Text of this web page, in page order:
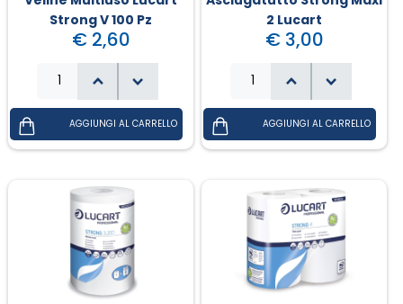
Campania - Basilicata - Calabria
Sicilia - Sardegna
Francia
Sanpellegrino
Cialde Lavazza compatibili Nespresso®*
Confetture, miele, creme di cacao
Latte
Pomodoro
Igiene e cura persona
Igiene e pulizia
Prodotti di carta e plastica
Carta ufficio e stampanti
Diffusori-Profumatori-Deodoranti-
Candele
Strong V 100 Pz
€ 2,60
2 Lucart
€ 3,00